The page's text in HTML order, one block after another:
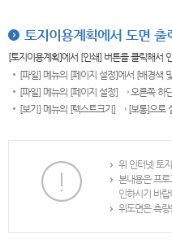
토지이용계획에서 도면 출
[토지이용계획]에서 [인쇄] 버튼을 클릭해서
[파일] 메뉴의 [페이지 설정]에서 [배경색
[파일] 메뉴의 [페이지 설정] → 오른쪽 하
[보기] 메뉴의 [텍스트크기] → [보통]으로
위 인터넷 토
본내용은 프
인하시기 바랍
위도면은 측량